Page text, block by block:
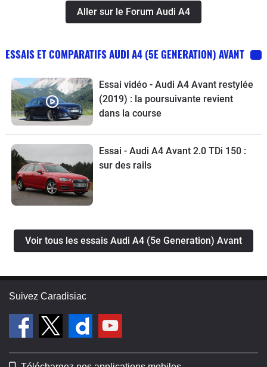
Aller sur le Forum Audi A4
ESSAIS ET COMPARATIFS AUDI A4 (5E GENERATION) AVANT
Essai vidéo - Audi A4 Avant restylée
(2019) : la poursuivante revient
dans la course
Essai - Audi A4 Avant 2.0 TDi 150 :
sur des rails
Voir tous les essais Audi A4 (5e Generation) Avant
Suivez Caradisiac